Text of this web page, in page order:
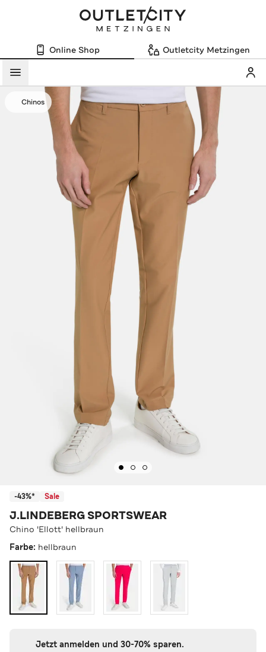
Online Shop Outletcity Metzingen
Menü
Chinos
-43%* Sale
J.LINDEBERG SPORTSWEAR
Chino 'Ellott' hellbraun
Farbe: hellbraun
Jetzt anmelden und 30-70% sparen.